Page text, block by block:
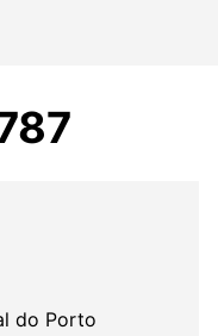
do Porto